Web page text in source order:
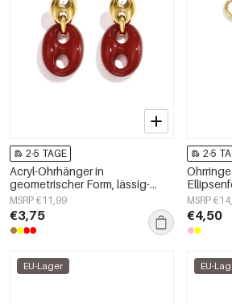
2-5 TAGE
Acryl-Ohrhänger in
geometrischer Form, lässig-
schlichte Serie, Damenschmuck
MSRP €11,99
€3,75
2-5
MSRP
€4,50
EU-Lager EU-